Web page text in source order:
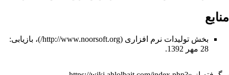
منابع
بخش تولیدات نرم افزاری
، بازیابی:
28 مهر 1392.